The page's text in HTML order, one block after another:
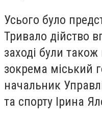
Усього було
Тривало дійство
заході були
зокрема міський
начальник
та спорту Ірина